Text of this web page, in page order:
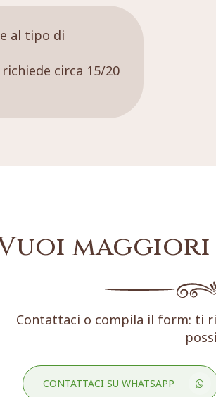
al tipo di
circa 15/20
maggiori
Contattaci o compila il form: ti
CONTATTACI SU WHATSAPP